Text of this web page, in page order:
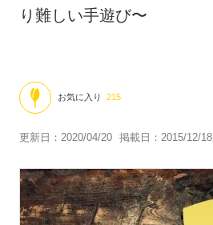
り難しい手遊び〜
お気に入り 215
更新日：2020/04/20 掲載日：2015/12/18